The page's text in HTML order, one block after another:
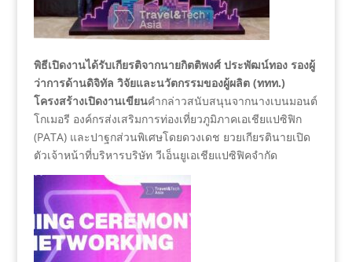
พิธีเปิดงานได้รับเกียรติจากนายกิตติพงศ์ ประพัฒน์ทอง รองผู้
ว่าการด้านดิจิทัล วิจัยและนวัตกรรมของผู้ผลิต (ททท.)
โครงสร้างเปิดงานเขียนคำกล่าวสนับสนุนจากนางเบนมอนต์
โกเมอรี องค์กรส่งเสริมการท่องเที่ยวภูมิภาคเอเชียแปซิฟิก
(PATA) และปาฐกส่วนพิเศษโดยดวงเดช ยวยเกียรตินายเปิด
ตัวเจ้าหน้าที่บริหารบริษัท วีเอ็นยูเอเชียแปซิฟิคจำกัด